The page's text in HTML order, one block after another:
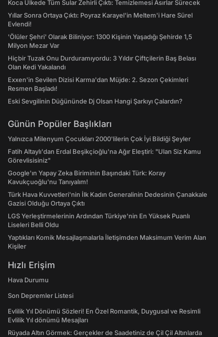
Koca Ülkede Tüm Sular Zehirli Çıktı: Temizlemesi Asırlar Sürecek
Yıllar Sonra Ortaya Çıktı: Poyraz Karayel'in Meltem'i Hare Sürel
Evlendi!
'Ölüler Şehri' Olarak Biliniyor: 1300 Kişinin Yaşadığı Şehirde 1,5
Milyon Mezar Var
Hiçbir Tuzak Onu Durduramıyordu: 3 Yıldır Çiftçilerin Baş Belası
Olan Kedi Yakalandı
Exxen'in Sevilen Dizisi Karma'dan Müjde: 2. Sezon Çekimleri
Resmen Başladı!
Eski Sevgilinin Düğününde Dj Olsan Hangi Şarkıyı Çalardın?
Günün Popüler Başlıkları
Yalnızca Milenyum Çocukları 2000'lilerin Çok İyi Bildiği Şeyler
Fatih Altaylı'dan Erdal Beşikçioğlu'na Ağır Eleştiri: "Ulan Siz Kamu
Görevlisisiniz"
Google'ın Yapay Zeka Biriminin Başındaki Türk: Koray
Kavukçuoğlu'nu Tanıyalım!
Türk Hava Kuvvetleri'nin İlk Kadın Generalinin Dedesinin Çanakkale
Gazisi Olduğu Ortaya Çıktı
LGS Yerleştirmelerinin Ardından Türkiye'nin En Yüksek Puanlı
Liseleri Belli Oldu
Yaptıkları Komik Mesajlaşmalarla İletişimden Maksimum Verim Alan
Kişiler
Hızlı Erişim
Hava Durumu
Son Depremler Listesi
Evlilik Yıl Dönümü Sözleri! En Özel Romantik, Duygusal ve Resimli
Evlilik Yıl dönümü Mesajları
Rüyada Altın Görmek: Gerçekler de Saadetiniz de Çil Çil Altınlarda